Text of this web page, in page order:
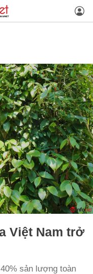
Việt Nam trở
sản lượng toàn